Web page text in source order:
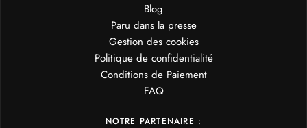
Blog
Paru dans la presse
Gestion des cookies
Politique de confidentialité
Conditions de Paiement
FAQ
NOTRE PARTENAIRE :